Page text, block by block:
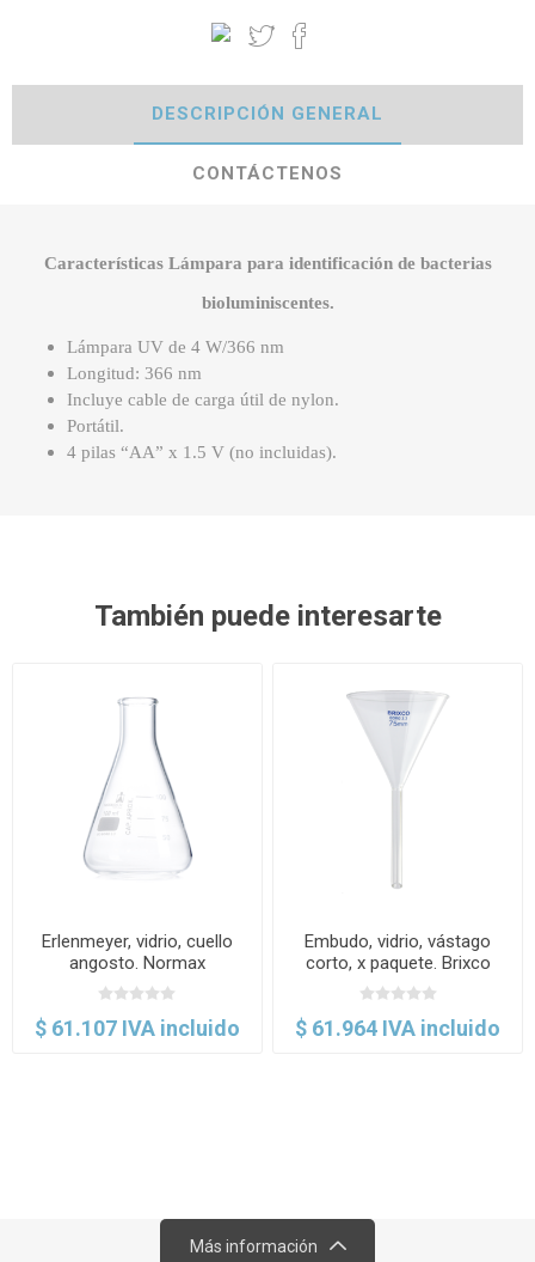
DESCRIPCIÓN GENERAL
CONTÁCTENOS
Características Lámpara para identificación de bacterias
bioluminiscentes.
Lámpara UV de 4 W/366 nm
Longitud: 366 nm
Incluye cable de carga útil de nylon.
Portátil.
4 pilas “AA” x 1.5 V (no incluidas).
También puede interesarte
Erlenmeyer, vidrio, cuello
angosto. Normax
$ 61.107 IVA incluido
Embudo, vidrio, vástago
corto, x paquete. Brixco
$ 61.964 IVA incluido
Más información